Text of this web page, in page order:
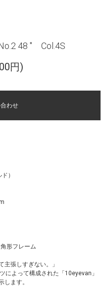
48 " Col.4S
円)
わせ
）
形フレーム
主張しすぎない。」
によって構成された「10eyevan」
します。